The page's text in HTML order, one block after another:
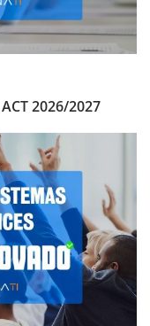
2026/2027